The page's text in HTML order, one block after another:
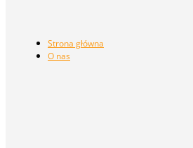
Strona główna
O nas